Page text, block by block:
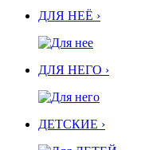
ДЛЯ НЕЁ ›
ДЛЯ НЕГО ›
ДЕТСКИЕ ›